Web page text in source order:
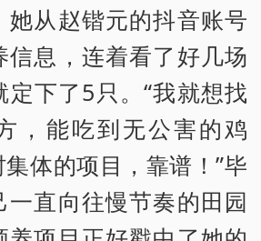
她从赵锴元的抖音账号
信息，连着看了好几场
定下了5只。“我就想找
，能吃到无公害的鸡
体的项目，靠谱！”毕
一直向往慢节奏的田园